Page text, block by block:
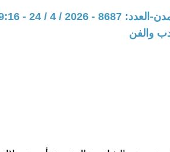
- 2026 / 4 / 24 - 09:16
والفن